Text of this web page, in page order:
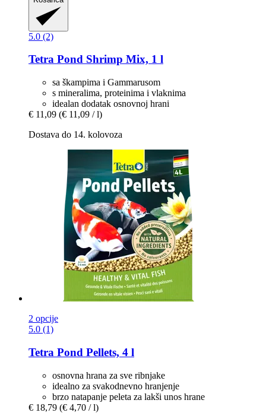
5.0 (2)
Tetra Pond Shrimp Mix, 1 l
sa škampima i Gammarusom
s mineralima, proteinima i vlaknima
idealan dodatak osnovnoj hrani
€ 11,09 (€ 11,09 / l)
Dostava do 14. kolovoza
2 opcije
5.0 (1)
Tetra Pond Pellets, 4 l
osnovna hrana za sve ribnjake
idealno za svakodnevno hranjenje
brzo natapanje peleta za lakši unos hrane
€ 18,79 (€ 4,70 / l)